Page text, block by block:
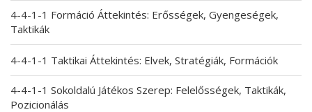
4-4-1-1 Formáció Áttekintés: Erősségek, Gyengeségek,
Taktikák
4-4-1-1 Taktikai Áttekintés: Elvek, Stratégiák, Formációk
4-4-1-1 Sokoldalú Játékos Szerep: Felelősségek, Taktikák,
Pozicionálás